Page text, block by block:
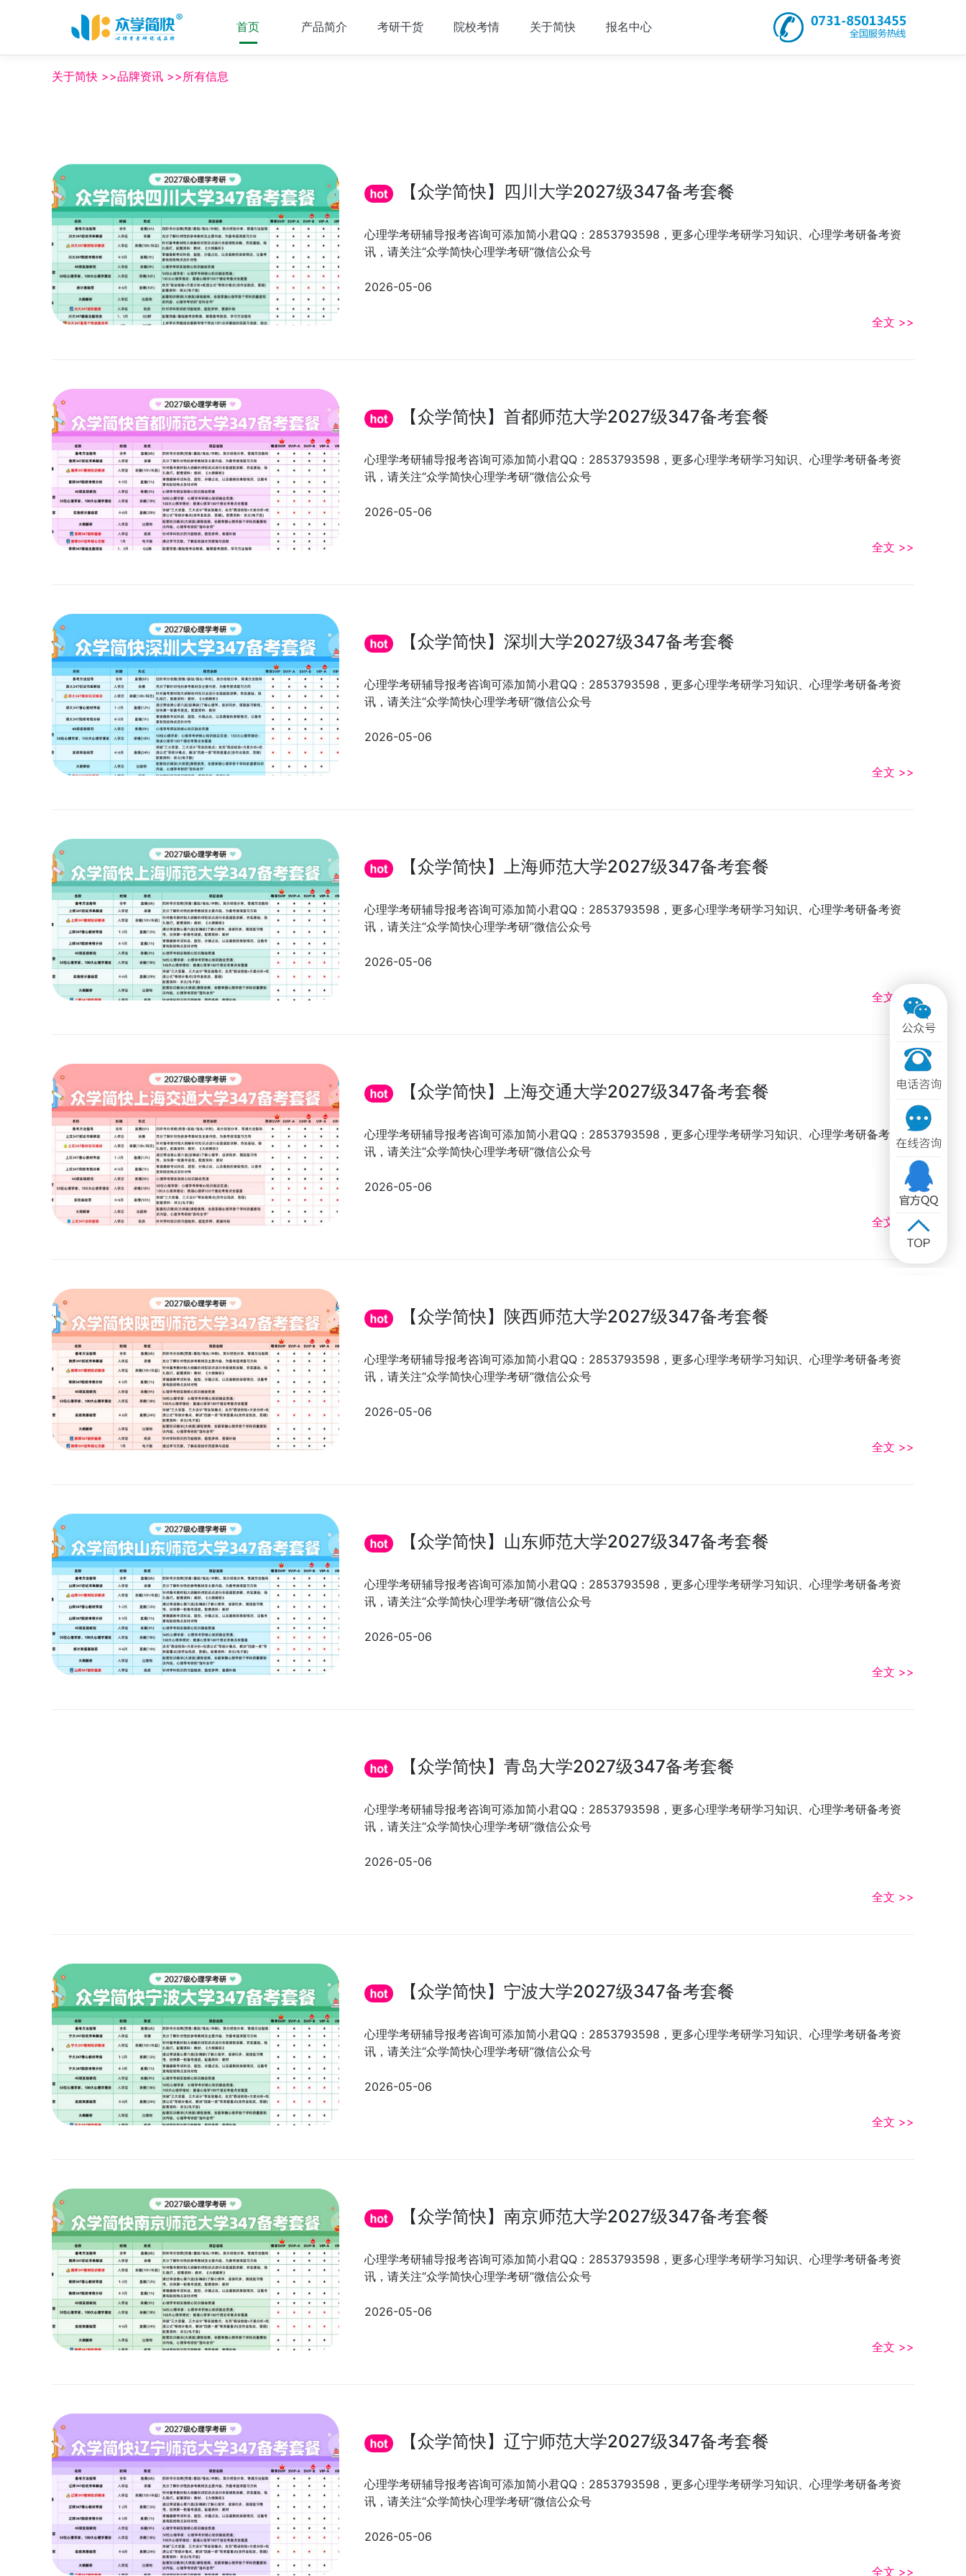
首页 产品简介 考研干货 院校考情 关于简快 报名中心
关于简快 >>品牌资讯 >>所有信息
【众学简快】四川大学2027级347备考套餐
心理学考研辅导报考咨询可添加简小君QQ：2853793598，更多心理学考研学习知识、心理学考研备考资
讯，请关注“众学简快心理学考研”微信公众号
2026-05-06
全文 >>
【众学简快】首都师范大学2027级347备考套餐
心理学考研辅导报考咨询可添加简小君QQ：2853793598，更多心理学考研学习知识、心理学考研备考资
讯，请关注“众学简快心理学考研”微信公众号
2026-05-06
全文 >>
【众学简快】深圳大学2027级347备考套餐
心理学考研辅导报考咨询可添加简小君QQ：2853793598，更多心理学考研学习知识、心理学考研备考资
讯，请关注“众学简快心理学考研”微信公众号
2026-05-06
全文 >>
【众学简快】上海师范大学2027级347备考套餐
心理学考研辅导报考咨询可添加简小君QQ：2853793598，更多心理学考研学习知识、心理学考研备考资
讯，请关注“众学简快心理学考研”微信公众号
2026-05-06
全文 >>
【众学简快】上海交通大学2027级347备考套餐
心理学考研辅导报考咨询可添加简小君QQ：2853793598，更多心理学考研学习知识、心理学考研备考资
讯，请关注“众学简快心理学考研”微信公众号
2026-05-06
全文 >>
【众学简快】陕西师范大学2027级347备考套餐
心理学考研辅导报考咨询可添加简小君QQ：2853793598，更多心理学考研学习知识、心理学考研备考资
讯，请关注“众学简快心理学考研”微信公众号
2026-05-06
全文 >>
【众学简快】山东师范大学2027级347备考套餐
心理学考研辅导报考咨询可添加简小君QQ：2853793598，更多心理学考研学习知识、心理学考研备考资
讯，请关注“众学简快心理学考研”微信公众号
2026-05-06
全文 >>
【众学简快】青岛大学2027级347备考套餐
心理学考研辅导报考咨询可添加简小君QQ：2853793598，更多心理学考研学习知识、心理学考研备考资
讯，请关注“众学简快心理学考研”微信公众号
2026-05-06
全文 >>
【众学简快】宁波大学2027级347备考套餐
心理学考研辅导报考咨询可添加简小君QQ：2853793598，更多心理学考研学习知识、心理学考研备考资
讯，请关注“众学简快心理学考研”微信公众号
2026-05-06
全文 >>
【众学简快】南京师范大学2027级347备考套餐
心理学考研辅导报考咨询可添加简小君QQ：2853793598，更多心理学考研学习知识、心理学考研备考资
讯，请关注“众学简快心理学考研”微信公众号
2026-05-06
全文 >>
【众学简快】辽宁师范大学2027级347备考套餐
心理学考研辅导报考咨询可添加简小君QQ：2853793598，更多心理学考研学习知识、心理学考研备考资
讯，请关注“众学简快心理学考研”微信公众号
2026-05-06
全文 >>